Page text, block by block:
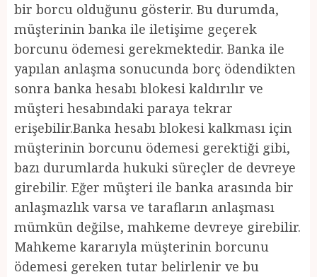
bir borcu olduğunu gösterir. Bu durumda,
müşterinin banka ile iletişime geçerek
borcunu ödemesi gerekmektedir. Banka ile
yapılan anlaşma sonucunda borç ödendikten
sonra banka hesabı blokesi kaldırılır ve
müşteri hesabındaki paraya tekrar
erişebilir.Banka hesabı blokesi kalkması için
müşterinin borcunu ödemesi gerektiği gibi,
bazı durumlarda hukuki süreçler de devreye
girebilir. Eğer müşteri ile banka arasında bir
anlaşmazlık varsa ve tarafların anlaşması
mümkün değilse, mahkeme devreye girebilir.
Mahkeme kararıyla müşterinin borcunu
ödemesi gereken tutar belirlenir ve bu